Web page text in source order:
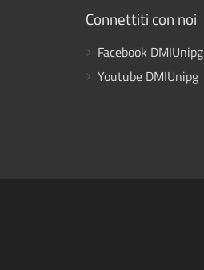
Mostra
Connettiti con noi
Facebook DMIUnipg
Youtube DMIUnipg